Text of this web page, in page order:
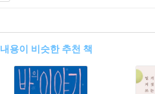
내용이 비슷한 추천 책